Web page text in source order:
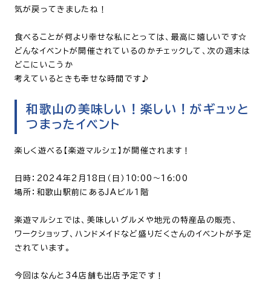
気が戻ってきましたね！
食べることが何より幸せな私にとっては、最高に嬉しいです☆
どんなイベントが開催されているのかチェックして、次の週末は
どこにいこうか
考えているときも幸せな時間です♪
和歌山の美味しい！楽しい！がギュッと
つまったイベント
楽しく遊べる【楽遊マルシェ】が開催されます！
日時：2024年2月18日（日）10:00〜16:00
場所：和歌山駅前にあるJAビル１階
楽遊マルシェでは、美味しいグルメや地元の特産品の販売、
ワークショップ、ハンドメイドなど盛りだくさんのイベントが予定
されています。
今回はなんと34店舗も出店予定です！